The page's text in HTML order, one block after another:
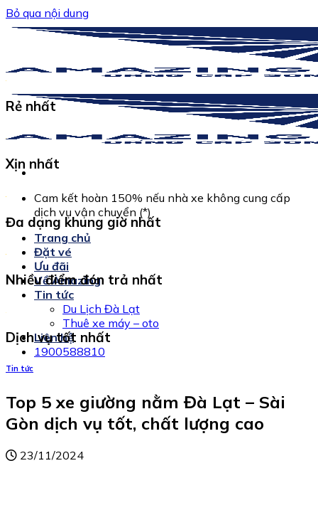
Bỏ qua nội dung
Cam kết hoàn 150% nếu nhà xe không cung cấp
dịch vụ vận chuyển (*)
Trang chủ
Đặt vé
Ưu đãi
Về Amazing
Tin tức
Du Lịch Đà Lạt
Thuê xe máy – oto
Liên hệ
1900588810
Rẻ nhất
Xịn nhất
Đa dạng khung giờ nhất
Nhiều điểm đón trả nhất
Dịch vụ tốt nhất
Tin tức
Top 5 xe giường nằm Đà Lạt – Sài
Gòn dịch vụ tốt, chất lượng cao
23/11/2024